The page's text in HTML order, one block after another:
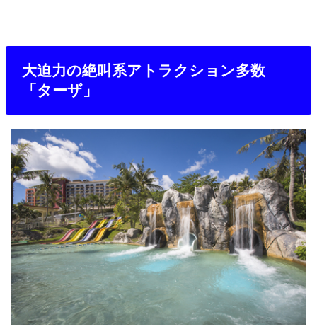
大迫力の絶叫系アトラクション多数
「ターザ」